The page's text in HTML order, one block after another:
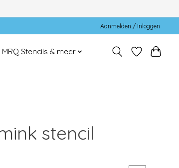
Aanmelden / Inloggen
MRQ Stencils & meer
stencil